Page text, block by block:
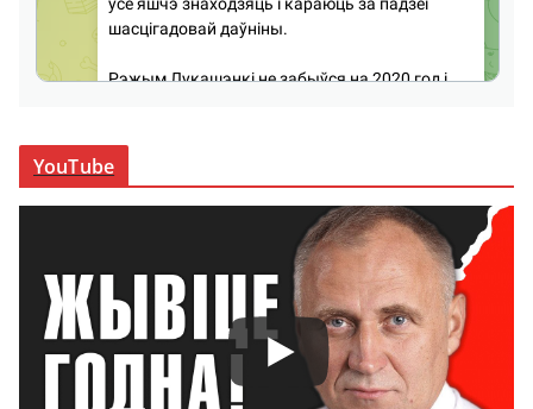
YouTube